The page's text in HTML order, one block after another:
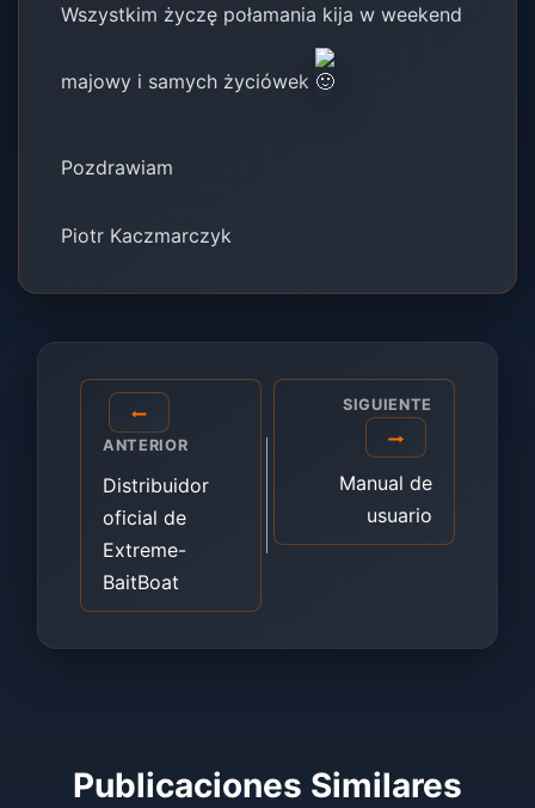
Wszystkim życzę połamania kija w weekend
majowy i samych życiówek
Pozdrawiam
Piotr Kaczmarczyk
Navegación
de
entradas
ANTERIOR
Distribuidor
oficial de
Extreme-
BaitBoat
SIGUIENTE
Manual de
usuario
Publicaciones Similares